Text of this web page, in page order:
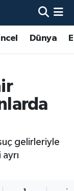
Dünya
gelirleriyle